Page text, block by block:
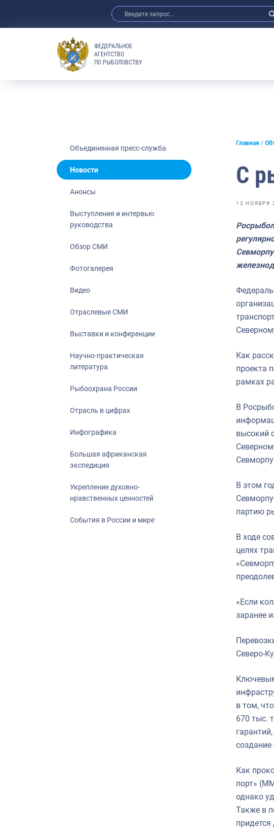
Анонсы
Отраслевые СМИ
Выставки и конференции
Отрасль в цифрах
События в России и мире
ФЕДЕРАЛЬНОЕ
АГЕНТСТВО
ПО РЫБОЛОВСТВУ
Объединенная пресс-служба
Новости
Анонсы
Выступления и интервью
руководства
Обзор СМИ
Фотогалерея
Видео
Отраслевые СМИ
Выставки и конференции
Научно-практическая
литература
Рыбоохрана России
Отрасль в цифрах
Инфографика
Большая африканская
экспедиция
Укрепление духовно-
нравственных ценностей
События в России и мире
Главная
С
12 НОЯБРЯ
Как
проекта
рамках
В
высокий
В этом
партию
В ходе
целях
«Если
заранее
Северо-
в том,
670 тыс.
создание
Как
порт»
однако
Также в